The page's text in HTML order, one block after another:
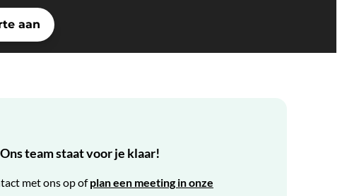
aan
team staat voor je klaar!
met ons op ofplan een meeting in onze